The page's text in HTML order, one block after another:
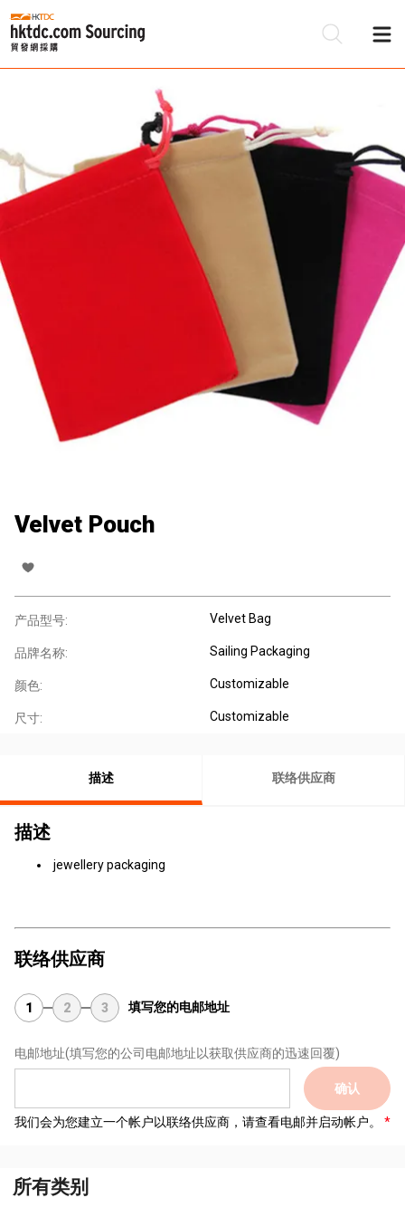
Velvet Pouch
产品型号: Velvet Bag
品牌名称: Sailing Packaging
颜色: Customizable
尺寸: Customizable
描述 联络供应商
描述
jewellery packaging
联络供应商
1 2 3 填写您的电邮地址
电邮地址(填写您的公司电邮地址以获取供应商的迅速回覆)
确认
我们会为您建立一个帐户以联络供应商，请查看电邮并启动帐户。
所有类别